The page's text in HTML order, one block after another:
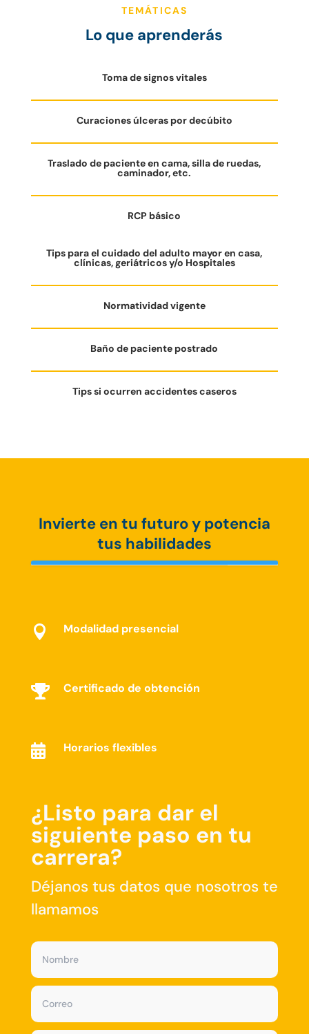
TEMÁTICAS
Lo que aprenderás
Toma de signos vitales
Curaciones úlceras por decúbito
Traslado de paciente en cama, silla de ruedas,
caminador, etc.
RCP básico
Tips para el cuidado del adulto mayor en casa,
clínicas, geriátricos y/o Hospitales
Normatividad vigente
Baño de paciente postrado
Tips si ocurren accidentes caseros
Invierte en tu futuro y potencia
tus habilidades
 Modalidad presencial
 Certificado de obtención
 Horarios flexibles
¿Listo para dar el
siguiente paso en tu
carrera?
Déjanos tus datos que nosotros te
llamamos